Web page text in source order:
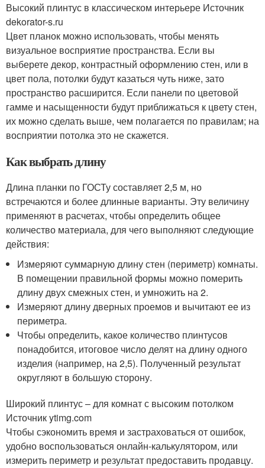
Высокий плинтус в классическом интерьере Источник
dekorator-s.ru
Цвет планок можно использовать, чтобы менять
визуальное восприятие пространства. Если вы
выберете декор, контрастный оформлению стен, или в
цвет пола, потолки будут казаться чуть ниже, зато
пространство расширится. Если панели по цветовой
гамме и насыщенности будут приближаться к цвету стен,
их можно сделать выше, чем полагается по правилам; на
восприятии потолка это не скажется.
Как выбрать длину
Длина планки по ГОСТу составляет 2,5 м, но
встречаются и более длинные варианты. Эту величину
применяют в расчетах, чтобы определить общее
количество материала, для чего выполняют следующие
действия:
Измеряют суммарную длину стен (периметр) комнаты.
В помещении правильной формы можно померить
длину двух смежных стен, и умножить на 2.
Измеряют длину дверных проемов и вычитают ее из
периметра.
Чтобы определить, какое количество плинтусов
понадобится, итоговое число делят на длину одного
изделия (например, на 2,5). Полученный результат
округляют в большую сторону.
Широкий плинтус – для комнат с высоким потолком
Источник ytimg.com
Чтобы сэкономить время и застраховаться от ошибок,
удобно воспользоваться онлайн-калькулятором, или
измерить периметр и результат предоставить продавцу.